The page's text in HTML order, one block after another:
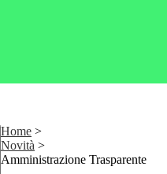
Home >
Novità >
Amministrazione Trasparente